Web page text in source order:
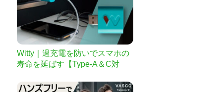
Witty｜過充電を防いでスマホの
寿命を延ばす【Type-A＆C対